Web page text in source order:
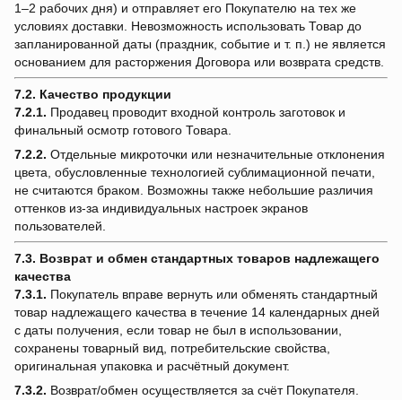
1–2 рабочих дня) и отправляет его Покупателю на тех же
условиях доставки. Невозможность использовать Товар до
запланированной даты (праздник, событие и т. п.) не является
основанием для расторжения Договора или возврата средств.
7.2. Качество продукции
7.2.1. Продавец проводит входной контроль заготовок и
финальный осмотр готового Товара.
7.2.2. Отдельные микроточки или незначительные отклонения
цвета, обусловленные технологией сублимационной печати,
не считаются браком. Возможны также небольшие различия
оттенков из-за индивидуальных настроек экранов
пользователей.
7.3. Возврат и обмен стандартных товаров надлежащего
качества
7.3.1. Покупатель вправе вернуть или обменять стандартный
товар надлежащего качества в течение 14 календарных дней
с даты получения, если товар не был в использовании,
сохранены товарный вид, потребительские свойства,
оригинальная упаковка и расчётный документ.
7.3.2. Возврат/обмен осуществляется за счёт Покупателя.